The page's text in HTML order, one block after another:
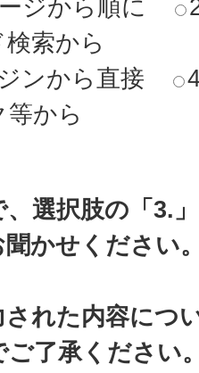
ジから順に
索から
ンから直接
から
選択肢の「3.
かせください
された内容につ
ご了承ください